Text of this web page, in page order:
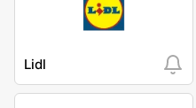
Lidl